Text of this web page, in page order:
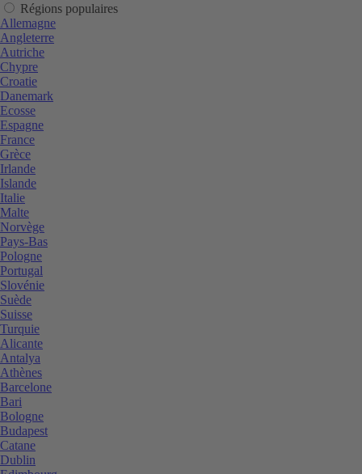
Régions populaires
Allemagne
Angleterre
Autriche
Chypre
Croatie
Danemark
Ecosse
Espagne
France
Grèce
Irlande
Islande
Italie
Malte
Norvège
Pays-Bas
Pologne
Portugal
Slovénie
Suède
Suisse
Turquie
Alicante
Antalya
Athènes
Barcelone
Bari
Bologne
Budapest
Catane
Dublin